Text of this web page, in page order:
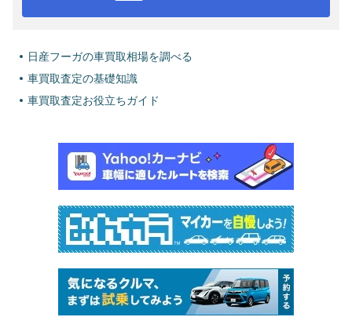
日産フーガの車買取相場を調べる
車買取査定の基礎知識
車買取査定お役立ちガイド